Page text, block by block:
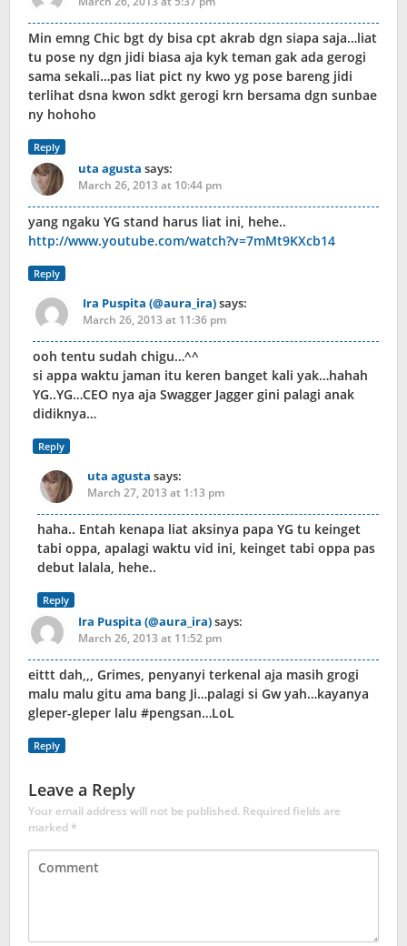
Min emng Chic bgt dy bisa cpt akrab dgn siapa saja…liat
tu pose ny dgn jidi biasa aja kyk teman gak ada gerogi
sama sekali…pas liat pict ny kwo yg pose bareng jidi
terlihat dsna kwon sdkt gerogi krn bersama dgn sunbae
ny hohoho
Reply
uta agusta says:
March 26, 2013 at 10:44 pm
yang ngaku YG stand harus liat ini, hehe..
http://www.youtube.com/watch?v=7mMt9KXcb14
Reply
Ira Puspita (@aura_ira)says:
March 26, 2013 at 11:36 pm
ooh tentu sudah chigu…^^
si appa waktu jaman itu keren banget kali yak…hahah
YG..YG…CEO nya aja Swagger Jagger gini palagi anak
didiknya…
Reply
uta agusta says:
March 27, 2013 at 1:13 pm
haha.. Entah kenapa liat aksinya papa YG tu keinget
tabi oppa, apalagi waktu vid ini, keinget tabi oppa pas
debut lalala, hehe..
Reply
Ira Puspita (@aura_ira)says:
March 26, 2013 at 11:52 pm
eittt dah,,, Grimes, penyanyi terkenal aja masih grogi
malu malu gitu ama bang Ji…palagi si Gw yah…kayanya
gleper-gleper lalu #pengsan…LoL
Reply
Leave a Reply
Your email address will not be published. Required fields are
marked*